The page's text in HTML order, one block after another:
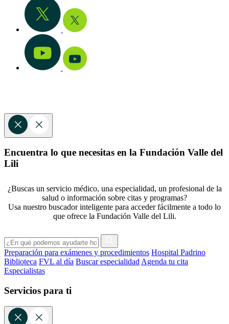
Encuentra lo que necesitas en la Fundación Valle del
Lili
¿Buscas un servicio médico, una especialidad, un profesional de la
salud o información sobre citas y programas?
Usa nuestro buscador inteligente para acceder fácilmente a todo lo
que ofrece la Fundación Valle del Lili.
Preparación para exámenes y procedimientos Hospital Padrino
Biblioteca FVL al día Buscar especialidad Agenda tu cita
Especialistas
Servicios para ti